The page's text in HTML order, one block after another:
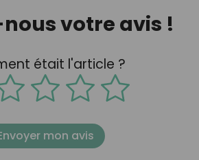
votre avis !
était l'article ?
mon avis